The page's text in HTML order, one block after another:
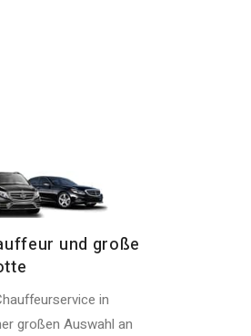
und große
in
großen Auswahl an